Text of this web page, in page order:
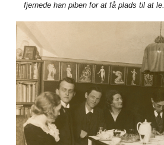
fjernede han piben for at få plads til at le.